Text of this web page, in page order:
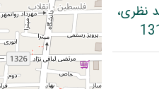
نظری،